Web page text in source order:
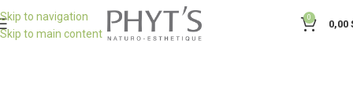
Skip to navigation
Skip to main content
0
0,00